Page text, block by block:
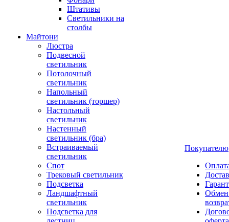
Штативы
Светильники на
столбы
Майтони
Люстра
Подвесной
светильник
Потолочный
светильник
Напольный
светильник (торшер)
Настольный
светильник
Настенный
светильник (бра)
Встраиваемый
светильник
Спот
Трековый светильник
Подсветка
Ландшафтный
светильник
Подсветка для
Покупателю